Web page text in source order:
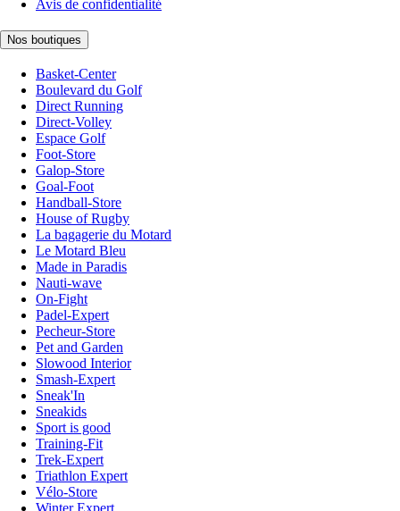
Avis de confidentialité
Nos boutiques
Basket-Center
Boulevard du Golf
Direct Running
Direct-Volley
Espace Golf
Foot-Store
Galop-Store
Goal-Foot
Handball-Store
House of Rugby
La bagagerie du Motard
Le Motard Bleu
Made in Paradis
Nauti-wave
On-Fight
Padel-Expert
Pecheur-Store
Pet and Garden
Slowood Interior
Smash-Expert
Sneak'In
Sneakids
Sport is good
Training-Fit
Trek-Expert
Triathlon Expert
Vélo-Store